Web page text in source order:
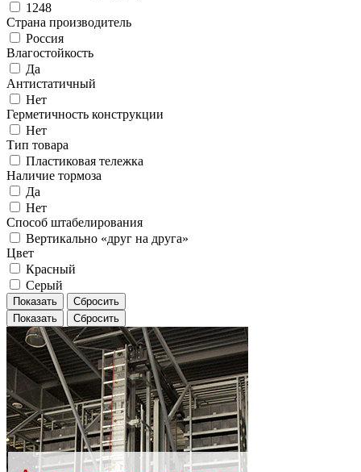
1248
Страна производитель
Россия
Влагостойкость
Да
Антистатичный
Нет
Герметичность конструкции
Нет
Тип товара
Пластиковая тележка
Наличие тормоза
Да
Нет
Способ штабелирования
Вертикально «друг на друга»
Цвет
Красный
Серый
Показать Сбросить